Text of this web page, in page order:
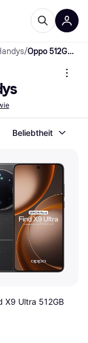
/ Oppo 512GB - 5G - Stereolautsprecher Handys
Beliebtheit
X9 Ultra 512GB